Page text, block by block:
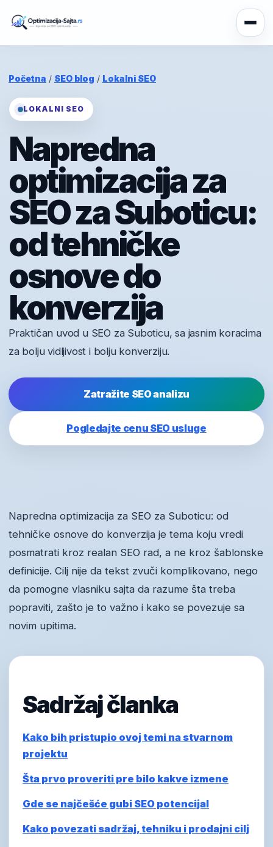
Početna / SEO blog / Lokalni SEO
LOKALNI SEO
Napredna
optimizacija za
SEO za Suboticu:
od tehničke
osnove do
konverzija
Praktičan uvod u SEO za Suboticu, sa jasnim koracima
za bolju vidljivost i bolju konverziju.
Zatražite SEO analizu
Pogledajte cenu SEO usluge
Napredna optimizacija za SEO za Suboticu: od
tehničke osnove do konverzija je tema koju vredi
posmatrati kroz realan SEO rad, a ne kroz šablonske
definicije. Cilj nije da tekst zvuči komplikovano, nego
da pomogne vlasniku sajta da razume šta treba
popraviti, zašto je to važno i kako se povezuje sa
novim upitima.
Sadržaj članka
Kako bih pristupio ovoj temi na stvarnom
projektu
Šta prvo proveriti pre bilo kakve izmene
Gde se najčešće gubi SEO potencijal
Kako povezati sadržaj, tehniku i prodajni cilj